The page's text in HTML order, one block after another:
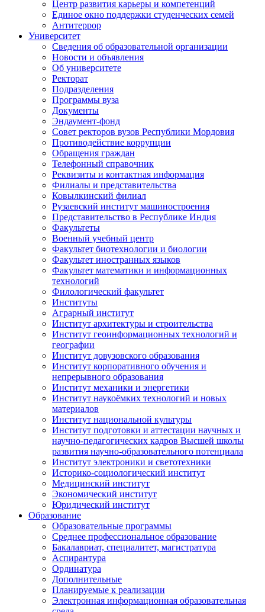
Центр развития карьеры и компетенций
Единое окно поддержки студенческих семей
Антитеррор
Университет
Сведения об образовательной организации
Новости и объявления
Об университете
Ректорат
Подразделения
Программы вуза
Документы
Эндаумент-фонд
Совет ректоров вузов Республики Мордовия
Противодействие коррупции
Обращения граждан
Телефонный справочник
Реквизиты и контактная информация
Филиалы и представительства
Ковылкинский филиал
Рузаевский институт машиностроения
Представительство в Республике Индия
Факультеты
Военный учебный центр
Факультет биотехнологии и биологии
Факультет иностранных языков
Факультет математики и информационных
технологий
Филологический факультет
Институты
Аграрный институт
Институт архитектуры и строительства
Институт геоинформационных технологий и
географии
Институт довузовского образования
Институт корпоративного обучения и
непрерывного образования
Институт механики и энергетики
Институт наукоёмких технологий и новых
материалов
Институт национальной культуры
Институт подготовки и аттестации научных и
научно-педагогических кадров Высшей школы
развития научно-образовательного потенциала
Институт электроники и светотехники
Историко-социологический институт
Медицинский институт
Экономический институт
Юридический институт
Образование
Образовательные программы
Среднее профессиональное образование
Бакалавриат, специалитет, магистратура
Аспирантура
Ординатура
Дополнительные
Планируемые к реализации
Электронная информационная образовательная